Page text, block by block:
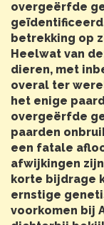
overgeërfde
betrekking op
Heelwat van
dieren, met
overal ter
het enige
overgeërfde
paarden
een fatale
afwijkingen
korte bijdrage
ernstige
voorkomen bij